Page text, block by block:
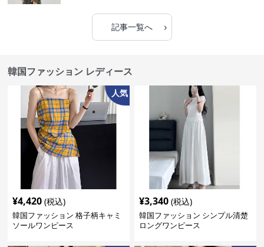
記事一覧へ ›
韓国ファッション レディース
人気
¥4,420 (税込)
韓国ファッション 格子柄キャミ
ソールワンピース
¥3,340 (税込)
韓国ファッション シンプル清楚
ロングワンピース